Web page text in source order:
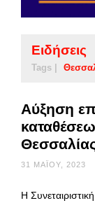
Ειδήσεις
Tags |
Αύξηση
31 ΜΑΪ́ΟΥ, 2023
Η